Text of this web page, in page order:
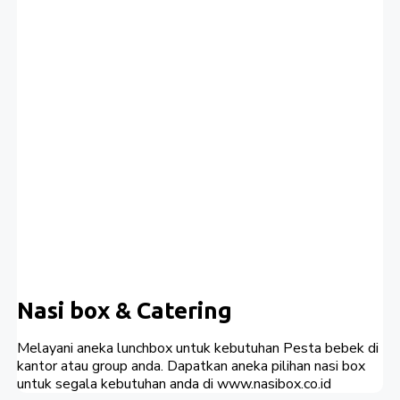
Nasi box & Catering
Melayani aneka lunchbox untuk kebutuhan Pesta bebek di
kantor atau group anda. Dapatkan aneka pilihan nasi box
untuk segala kebutuhan anda di www.nasibox.co.id